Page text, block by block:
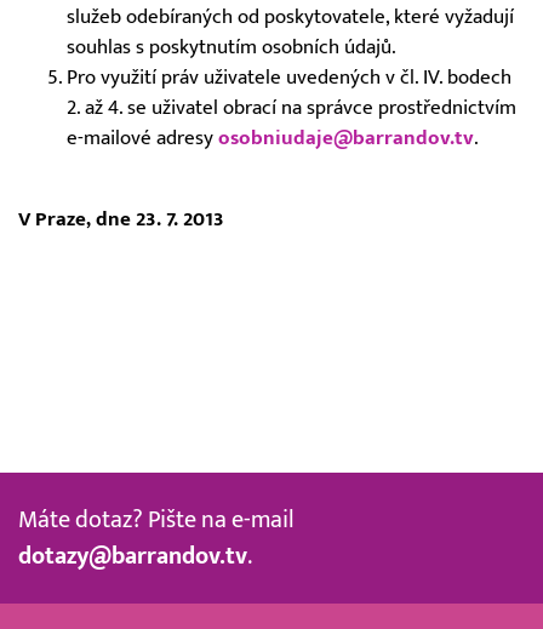
služeb odebíraných od poskytovatele, které vyžadují
souhlas s poskytnutím osobních údajů.
Pro využití práv uživatele uvedených v čl. IV. bodech
2. až 4. se uživatel obrací na správce prostřednictvím
e-mailové adresy osobniudaje@barrandov.tv.
V Praze, dne 23. 7. 2013
Máte dotaz? Pište na e-mail
dotazy@barrandov.tv.